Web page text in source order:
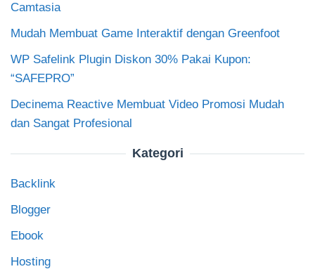
Camtasia
Mudah Membuat Game Interaktif dengan Greenfoot
WP Safelink Plugin Diskon 30% Pakai Kupon:
“SAFEPRO”
Decinema Reactive Membuat Video Promosi Mudah
dan Sangat Profesional
Kategori
Backlink
Blogger
Ebook
Hosting